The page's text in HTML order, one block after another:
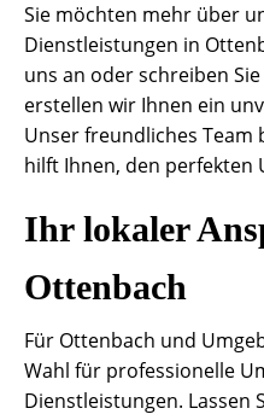
Sie möchten mehr über
Dienstleistungen in
uns an oder schreiben
erstellen wir Ihnen ein
Unser freundliches
hilft Ihnen, den perfekten
Ihr lokaler
Ottenbach
Für Ottenbach und
Wahl für professionelle
Dienstleistungen. Lassen